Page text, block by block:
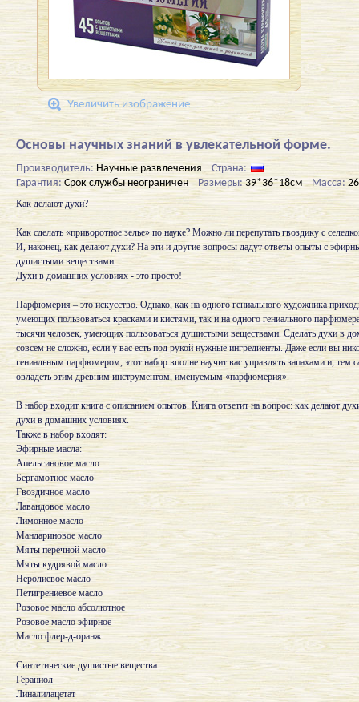
Увеличить изображение
Основы научных знаний в увлекательной форме.
Производитель: Научные развлечения
Страна:
Гарантия:Срок службы неограничен Размеры:39*36*18см Масса:
Как делают духи?
Как сделать «приворотное зелье» по науке? Можно ли перепутать гвоздику с
И, наконец, как делают духи? На эти и другие вопросы дадут ответы опыты с
душистыми веществами.
Духи в домашних условиях - это просто!
Парфюмерия – это искусство. Однако, как на одного гениального художника
умеющих пользоваться красками и кистями, так и на одного гениального
тысячи человек, умеющих пользоваться душистыми веществами. Сделать духи в
совсем не сложно, если у вас есть под рукой нужные ингредиенты. Даже если вы
гениальным парфюмером, этот набор вполне научит вас управлять запахами и, тем
овладеть этим древним инструментом, именуемым «парфюмерия».
В набор входит книга с описанием опытов. Книга ответит на вопрос: как делают
духи в домашних условиях.
Также в набор входят:
Эфирные масла:
Апельсиновое масло
Бергамотное масло
Гвоздичное масло
Лавандовое масло
Лимонное масло
Мандариновое масло
Мяты перечной масло
Мяты кудрявой масло
Неролиевое масло
Петигрениевое масло
Розовое масло абсолютное
Розовое масло эфирное
Масло флер-д-оранж
Синтетические душистые вещества:
Гераниол
Линалилацетат